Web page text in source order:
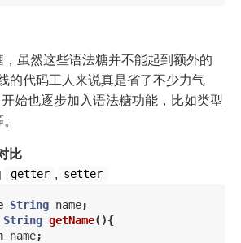
虽然这些语法糖并不能起到额外的
的代码工人来说真是省了不少力气
始也逐步加入语法糖功能，比如类型
比
getter , setter
String name;
String getName(){
name;